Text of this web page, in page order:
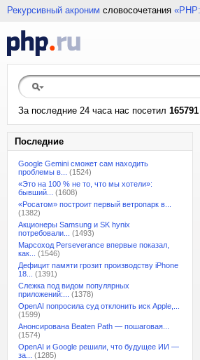
Рекурсивный акроним словосочетания
За последние 24 часа нас посетил
Последние
Google Gemini сможет сам находить
проблемы в...
(1524)
«Это на 100 % не то, что мы хотели»:
бывший...
(1608)
«Росатом» построит первый ветропарк в...
(1382)
Акционеры Samsung и SK hynix
потребовали...
(1493)
Марсоход Perseverance впервые показал,
как...
(1546)
Дефицит памяти грозит производству iPhone
18...
(1391)
Слежка под видом популярных
приложений:...
(1378)
OpenAI попросила суд отклонить иск Apple,...
(1599)
Анонсирована Beaten Path — пошаговая...
(1574)
OpenAI и Google решили, что будущее ИИ —
за...
(1285)